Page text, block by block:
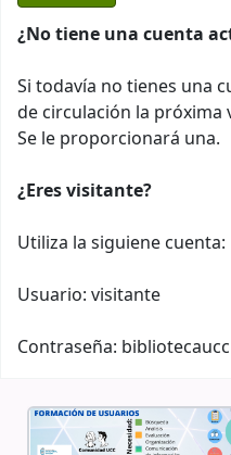
¿No tiene una cuenta
Si todavía no tienes una
de circulación la próxima
Se le proporcionará una.
¿Eres visitante?
Utiliza la siguiene cuenta:
Usuario: visitante
Contraseña: bibliotecaucc